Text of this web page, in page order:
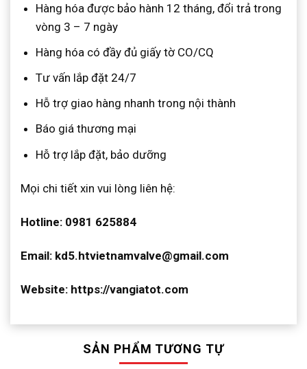
Hàng hóa được bảo hành 12 tháng, đổi trả trong
vòng 3 – 7 ngày
Hàng hóa có đầy đủ giấy tờ CO/CQ
Tư vấn lắp đặt 24/7
Hỗ trợ giao hàng nhanh trong nội thành
Báo giá thương mại
Hỗ trợ lắp đặt, bảo dưỡng
Mọi chi tiết xin vui lòng liên hệ:
Hotline: 0981 625884
Email: kd5.htvietnamvalve@gmail.com
Website: https://vangiatot.com
SẢN PHẨM TƯƠNG TỰ